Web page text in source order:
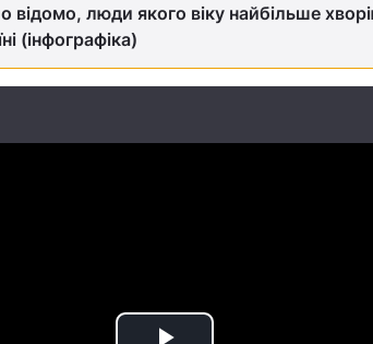
відомо, люди якого віку найбільше
(інфографіка)